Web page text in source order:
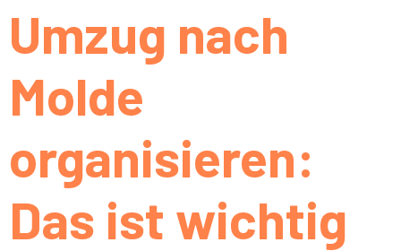
Umzug nach
Molde
organisieren:
Das ist wichtig